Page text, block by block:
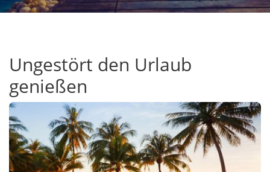
Ungestört den Urlaub
genießen